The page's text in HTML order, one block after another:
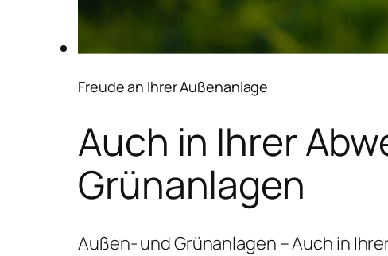
Freude an Ihrer Außenanlage
Auch in Ihrer
Grünanlagen
Außen- und Grünanlagen – Auch in